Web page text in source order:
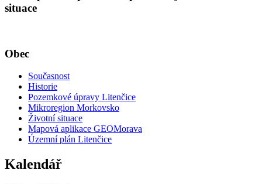
situace
Obec
Současnost
Historie
Pozemkové úpravy Litenčice
Mikroregion Morkovsko
Životní situace
Mapová aplikace GEOMorava
Územní plán Litenčice
Kalendář